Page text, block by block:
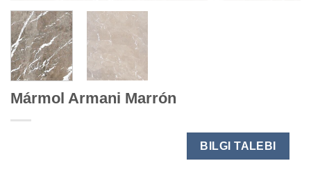
Mármol Armani Marrón
BILGI TALEBI